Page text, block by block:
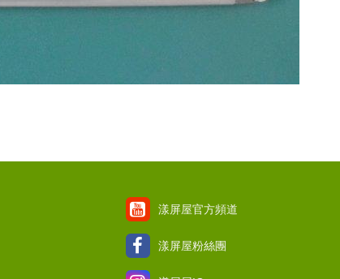
漾屏屋官方頻道
漾屏屋粉絲團